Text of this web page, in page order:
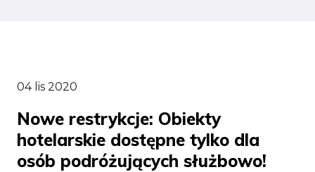
04 lis 2020
Nowe restrykcje: Obiekty
hotelarskie dostępne tylko dla
osób podróżujących służbowo!